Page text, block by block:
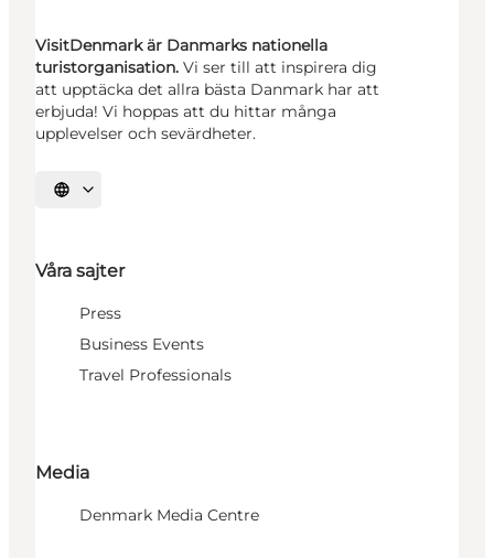
VisitDenmark är Danmarks nationella
turistorganisation. Vi ser till att inspirera dig
att upptäcka det allra bästa Danmark har att
erbjuda! Vi hoppas att du hittar många
upplevelser och sevärdheter.
Välj språk
Våra sajter
Press
Business Events
Travel Professionals
Media
Denmark Media Centre